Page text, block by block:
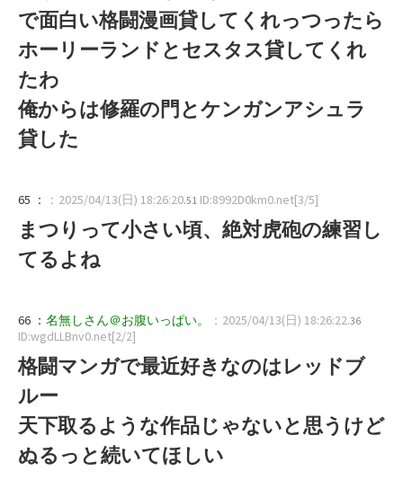
で面白い格闘漫画貸してくれっつったら
ホーリーランドとセスタス貸してくれ
たわ
俺からは修羅の門とケンガンアシュラ
貸した
65 ： ：2025/04/13(日) 18:26:20.51 ID:8992D0km0.net[3/5]
まつりって小さい頃、絶対虎砲の練習し
てるよね
66 ： 名無しさん＠お腹いっぱい。 ：2025/04/13(日) 18:26:22.36
ID:wgdLLBnv0.net[2/2]
格闘マンガで最近好きなのはレッドブ
ルー
天下取るような作品じゃないと思うけど
ぬるっと続いてほしい